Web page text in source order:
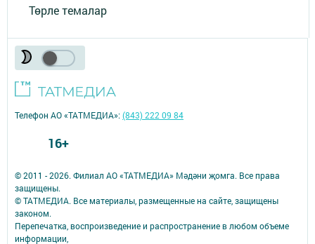
Төрле темалар
© 2011 - 2026. Филиал АО «ТАТМЕДИА» Мәдәни җомга. Все права
защищены.
© ТАТМЕДИА. Все материалы, размещенные на сайте, защищены
законом.
Перепечатка, воспроизведение и распространение в любом объеме
информации,
Телефон АО «ТАТМЕДИА»:(843) 222 09 84
16+